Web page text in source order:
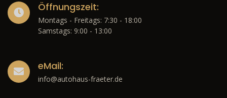
Öffnungszeit:
Montags - Freitags: 7:30 - 18:00
Samstags: 9:00 - 13:00
eMail:
info@autohaus-fraeter.de